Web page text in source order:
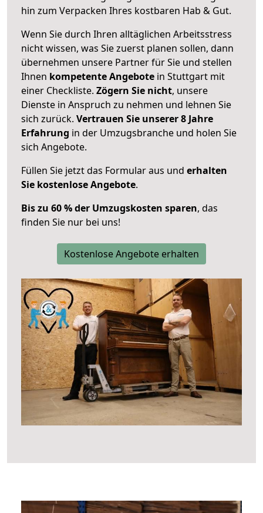
hin zum Verpacken Ihres kostbaren Hab & Gut.
Wenn Sie durch Ihren alltäglichen Arbeitsstress
nicht wissen, was Sie zuerst planen sollen, dann
übernehmen unsere Partner für Sie und stellen
Ihnen kompetente Angebote in Stuttgart mit
einer Checkliste. Zögern Sie nicht, unsere
Dienste in Anspruch zu nehmen und lehnen Sie
sich zurück. Vertrauen Sie unserer 8 Jahre
Erfahrung in der Umzugsbranche und holen Sie
sich Angebote.
Füllen Sie jetzt das Formular aus und erhalten
Sie kostenlose Angebote.
Bis zu 60 % der Umzugskosten sparen, das
finden Sie nur bei uns!
Kostenlose Angebote erhalten